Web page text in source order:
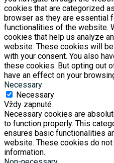
cookies that are categorized
browser as they are essential
functionalities of the website.
cookies that help us analyze
website. These cookies will
with your consent. You also
these cookies. But opting out
have an effect on your
Necessary
Necessary
Vždy zapnuté
Necessary cookies are
to function properly. This
ensures basic functionalities
website. These cookies do
information.